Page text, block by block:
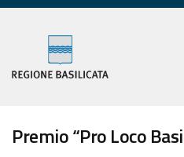
Premio “Pro Loco